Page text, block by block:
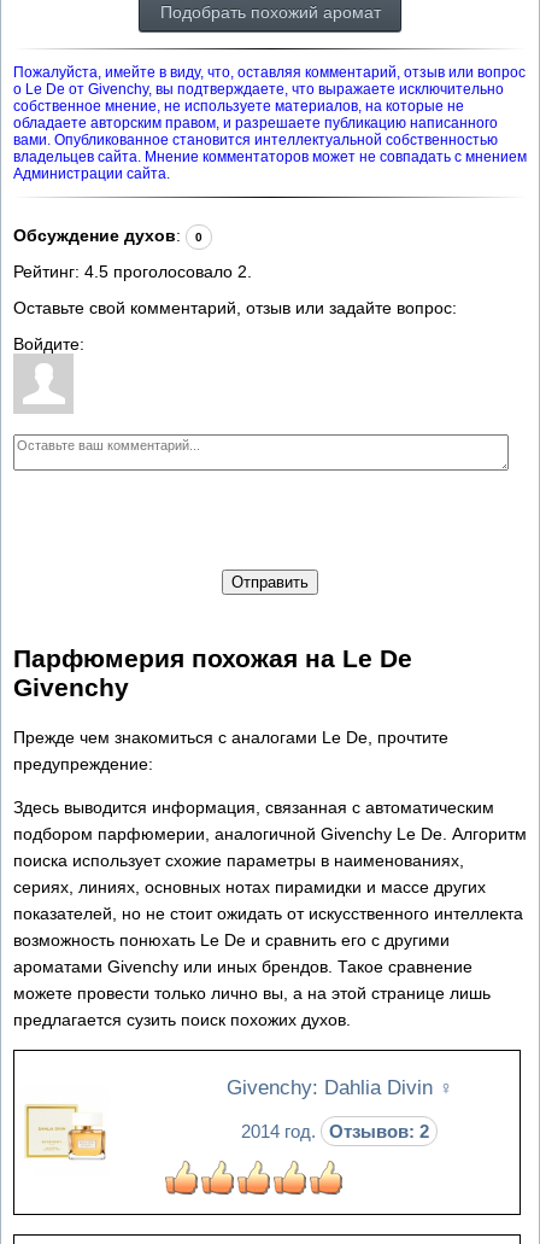
Подобрать похожий аромат
Пожалуйста, имейте в виду, что, оставляя комментарий, отзыв или вопрос
о Le De от Givenchy, вы подтверждаете, что выражаете исключительно
собственное мнение, не используете материалов, на которые не
обладаете авторским правом, и разрешаете публикацию написанного
вами. Опубликованное становится интеллектуальной собственностью
владельцев сайта. Мнение комментаторов может не совпадать с мнением
Администрации сайта.
Обсуждение духов: 0
Рейтинг: 4.5 проголосовало 2
Оставьте свой комментарий, отзыв или задайте вопрос:
Войдите:
Отправить
Парфюмерия похожая на Le De
Givenchy
Прежде чем знакомиться с аналогами Le De, прочтите
предупреждение:
Здесь выводится информация, связанная с автоматическим
подбором парфюмерии, аналогичной Givenchy Le De. Алгоритм
поиска использует схожие параметры в наименованиях,
сериях, линиях, основных нотах пирамидки и массе других
показателей, но не стоит ожидать от искусственного интеллекта
возможность понюхать Le De и сравнить его с другими
ароматами Givenchy или иных брендов. Такое сравнение
можете провести только лично вы, а на этой странице лишь
предлагается сузить поиск похожих духов.
Givenchy: Dahlia Divin ♀
2014 год. Отзывов: 2